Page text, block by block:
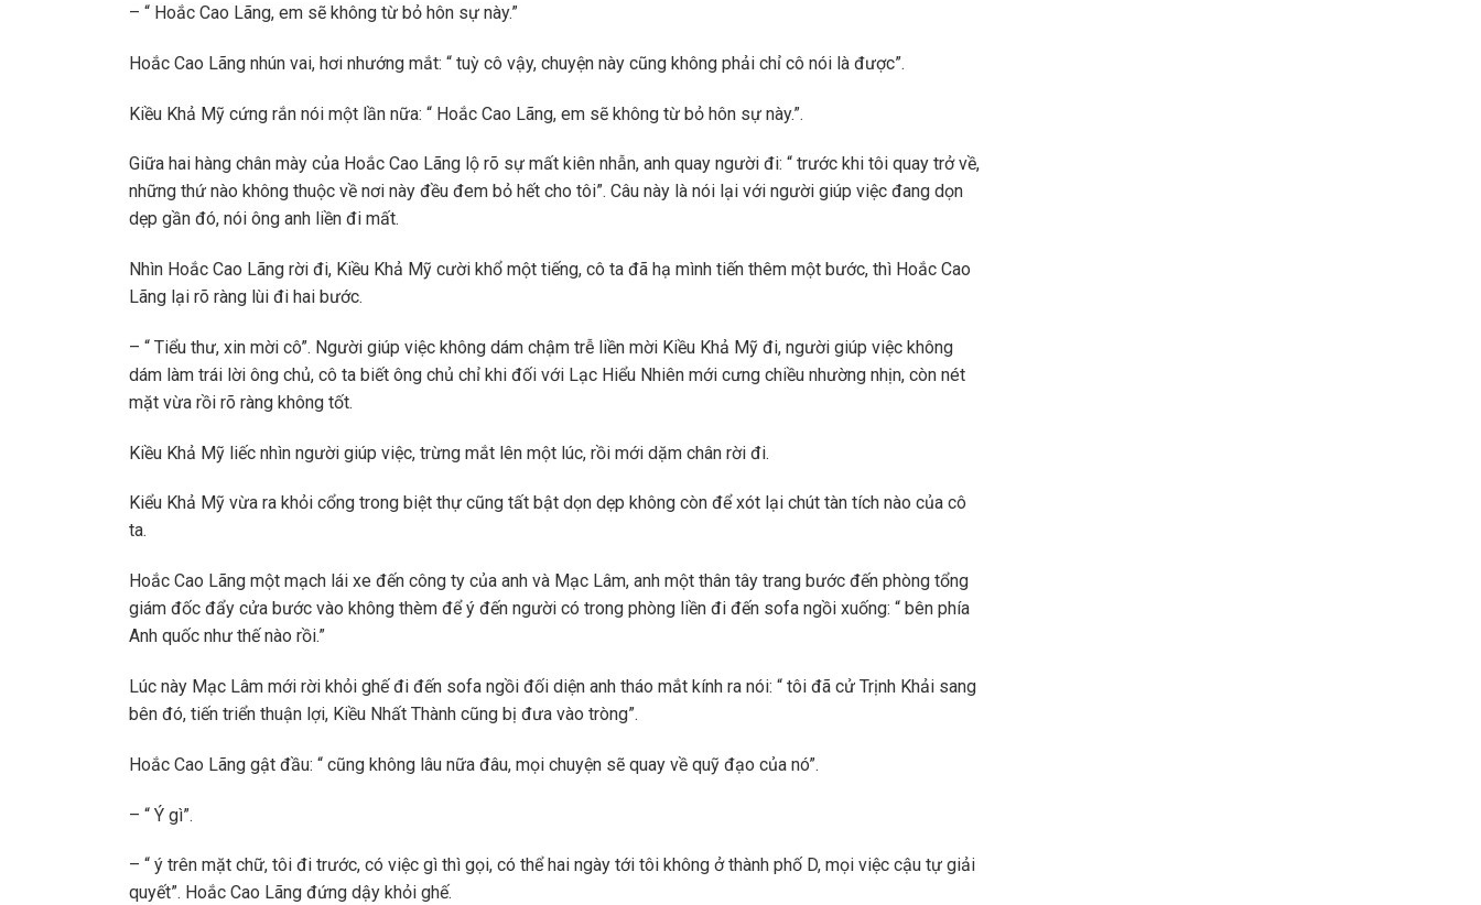
– “ Hoắc Cao Lãng, em sẽ không từ bỏ hôn sự này.”
Hoắc Cao Lãng nhún vai, hơi nhướng mắt: “ tuỳ cô vậy, chuyện này cũng không phải chỉ cô nói là được”.
Kiều Khả Mỹ cứng rắn nói một lần nữa: “ Hoắc Cao Lãng, em sẽ không từ bỏ hôn sự này.”.
Giữa hai hàng chân mày của Hoắc Cao Lãng lộ rõ sự mất kiên nhẫn, anh quay người đi: “ trước khi tôi quay trở về,
những thứ nào không thuộc về nơi này đều đem bỏ hết cho tôi”. Câu này là nói lại với người giúp việc đang dọn
dẹp gần đó, nói ông anh liền đi mất.
Nhìn Hoắc Cao Lãng rời đi, Kiều Khả Mỹ cười khổ một tiếng, cô ta đã hạ mình tiến thêm một bước, thì Hoắc Cao
Lãng lại rõ ràng lùi đi hai bước.
– “ Tiểu thư, xin mời cô”. Người giúp việc không dám chậm trễ liền mời Kiều Khả Mỹ đi, người giúp việc không
dám làm trái lời ông chủ, cô ta biết ông chủ chỉ khi đối với Lạc Hiểu Nhiên mới cưng chiều nhường nhịn, còn nét
mặt vừa rồi rõ ràng không tốt.
Kiều Khả Mỹ liếc nhìn người giúp việc, trừng mắt lên một lúc, rồi mới dặm chân rời đi.
Kiểu Khả Mỹ vừa ra khỏi cổng trong biệt thự cũng tất bật dọn dẹp không còn để xót lại chút tàn tích nào của cô
ta.
Hoắc Cao Lãng một mạch lái xe đến công ty của anh và Mạc Lâm, anh một thân tây trang bước đến phòng tổng
giám đốc đẩy cửa bước vào không thèm để ý đến người có trong phòng liền đi đến sofa ngồi xuống: “ bên phía
Anh quốc như thế nào rồi.”
Lúc này Mạc Lâm mới rời khỏi ghế đi đến sofa ngồi đối diện anh tháo mắt kính ra nói: “ tôi đã cử Trịnh Khải sang
bên đó, tiến triển thuận lợi, Kiều Nhất Thành cũng bị đưa vào tròng”.
Hoắc Cao Lãng gật đầu: “ cũng không lâu nữa đâu, mọi chuyện sẽ quay về quỹ đạo của nó”.
– “ Ý gì”.
– “ ý trên mặt chữ, tôi đi trước, có việc gì thì gọi, có thể hai ngày tới tôi không ở thành phố D, mọi việc cậu tự giải
quyết”. Hoắc Cao Lãng đứng dậy khỏi ghế.